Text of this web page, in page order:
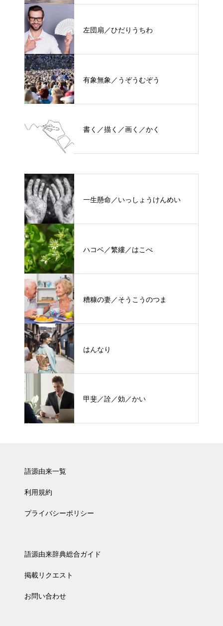
左団扇／ひだりうちわ
有象無象／うぞうむぞう
書く／描く／画く／かく
一生懸命／いっしょうけんめい
ハコベ／繁縷／はこべ
糟糠の妻／そうこうのつま
はんなり
甲斐／詮／効／かい
語源由来一覧
利用規約
プライバシーポリシー
語源由来辞典総合ガイド
掲載リクエスト
お問い合わせ